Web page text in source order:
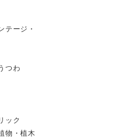
テージ・
つわ
ック
物・植木